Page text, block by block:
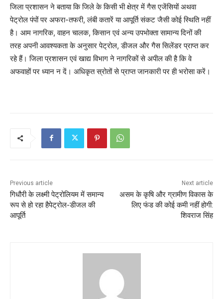
जिला प्रशासन ने बताया कि जिले के किसी भी क्षेत्र में गैस एजेंसियों अथवा
पेट्रोल पंपों पर अफरा-तफरी, लंबी कतारें या आपूर्ति संकट जैसी कोई स्थिति नहीं
है। आम नागरिक, वाहन चालक, किसान एवं अन्य उपभोक्ता सामान्य दिनों की
तरह अपनी आवश्यकता के अनुसार पेट्रोल, डीजल और गैस सिलेंडर प्राप्त कर
रहे हैं। जिला प्रशासन एवं खाद्य विभाग ने नागरिकों से अपील की है कि वे
अफवाहों पर ध्यान न दें। अधिकृत स्रोतों से प्राप्त जानकारी पर ही भरोसा करें।
Previous article
गिधौरी के लक्ष्मी पेट्रोलियम में समान्य
रूप से हो रहा हैपेट्रोल-डीजल की
आपूर्ति
Next article
असम के कृषि और ग्रामीण विकास के
लिए फंड की कोई कमी नहीं होगी:
शिवराज सिंह